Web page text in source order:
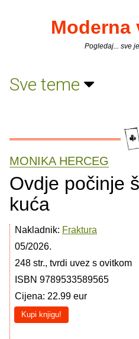
Moderna
Pogledaj... sve
Sve teme
MONIKA HERCEG
Ovdje počinje
kuća
Nakladnik: Fraktura
05/2026.
248 str., tvrdi uvez s ovitkom
ISBN 9789533589565
Cijena: 22.99 eur
Kupi knjigu!